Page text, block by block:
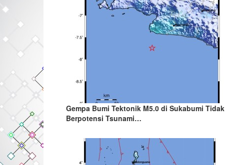
Gempa Bumi Tektonik M5.0 di Sukabumi Tidak
Berpotensi Tsunami…